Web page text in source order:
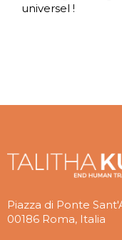
universel !
Piazza di Ponte
00186 Roma, Italia